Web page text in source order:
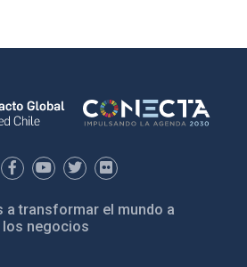
a transformar el mundo a
los negocios